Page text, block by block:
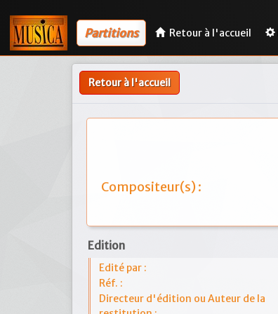
Partitions Retour à l'accueil
Retour à l'accueil
Compositeur(s) :
Edition
Edité par :
Réf. :
Directeur d'édition ou Auteur de la